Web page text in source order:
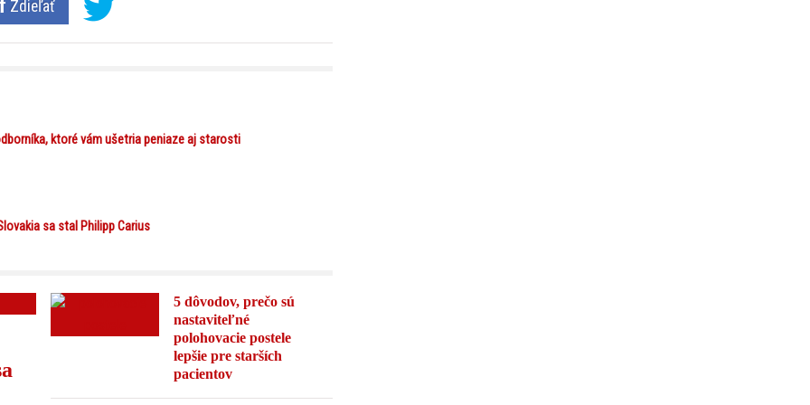
Zdieľať
ktoré vám ušetria peniaze aj starosti
sa stal Philipp Carius
5 dôvodov, prečo sú
nastaviteľné
polohovacie postele
lepšie pre starších
pacientov